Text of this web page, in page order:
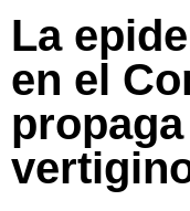
La
en el